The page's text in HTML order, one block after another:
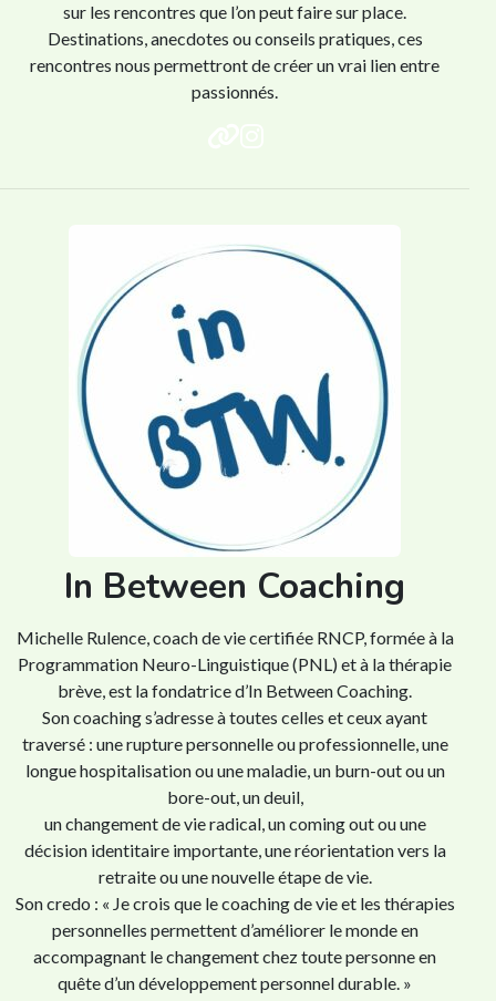
sur les rencontres que l’on peut faire sur place.
Destinations, anecdotes ou conseils pratiques, ces
rencontres nous permettront de créer un vrai lien entre
passionnés.
In Between Coaching
Michelle Rulence, coach de vie certifiée RNCP, formée à la
Programmation Neuro-Linguistique (PNL) et à la thérapie
brève, est la fondatrice d’In Between Coaching.
Son coaching s’adresse à toutes celles et ceux ayant
traversé : une rupture personnelle ou professionnelle, une
longue hospitalisation ou une maladie, un burn-out ou un
bore-out, un deuil,
un changement de vie radical, un coming out ou une
décision identitaire importante, une réorientation vers la
retraite ou une nouvelle étape de vie.
Son credo : « Je crois que le coaching de vie et les thérapies
personnelles permettent d’améliorer le monde en
accompagnant le changement chez toute personne en
quête d’un développement personnel durable. »